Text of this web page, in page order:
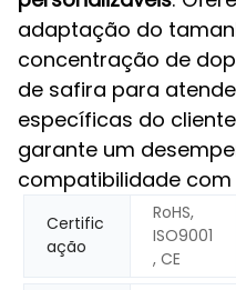
adaptação do
concentração de
de safira para
específicas do
garante um
compatibilidade
Certific
ação
RoHS,
ISO9001
, CE